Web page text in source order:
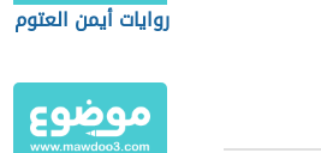
روايات أيمن العتوم